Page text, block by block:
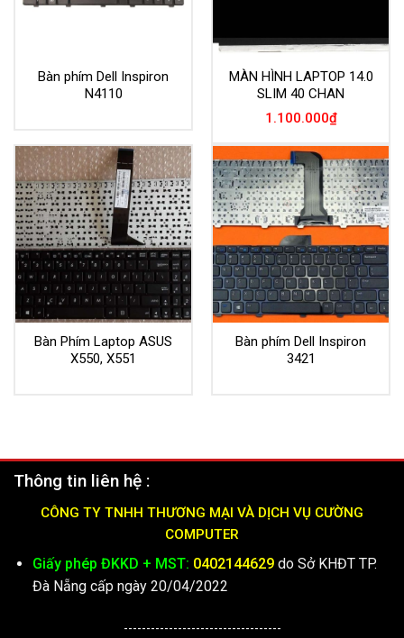
Bàn phím Dell Inspiron
N4110
MÀN HÌNH LAPTOP 14.0
SLIM 40 CHAN
1.100.000₫
Bàn Phím Laptop ASUS
X550, X551
Bàn phím Dell Inspiron
3421
Thông tin liên hệ :
CÔNG TY TNHH THƯƠNG MẠI VÀ DỊCH VỤ CƯỜNG
COMPUTER
Giấy phép ĐKKD + MST: 0402144629do Sở KHĐT TP.
Đà Nẵng cấp ngày 20/04/2022
-----------------------------------